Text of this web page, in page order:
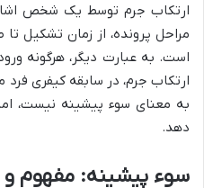
ارتکاب جرم توسط یک شخص
مراحل پرونده، از زمان تشکیل
است. به عبارت دیگر، هرگونه
ارتکاب جرم، در سابقه کیفری
به معنای سوء پیشینه نیست،
دهد.
سوء پیشینه: مفهوم و